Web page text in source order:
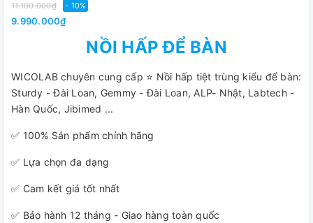
11.100.000₫ - 10%
9.990.000₫
NỒI HẤP ĐỂ BÀN
WICOLAB chuyên cung cấp ⭐ Nồi hấp tiệt trùng kiểu để bàn:
Sturdy - Đài Loan, Gemmy - Đài Loan, ALP- Nhật, Labtech -
Hàn Quốc, Jibimed ...
✅ 100% Sản phẩm chính hãng
✅ Lựa chọn đa dạng
✅ Cam kết giá tốt nhất
✅ Bảo hành 12 tháng - Giao hàng toàn quốc